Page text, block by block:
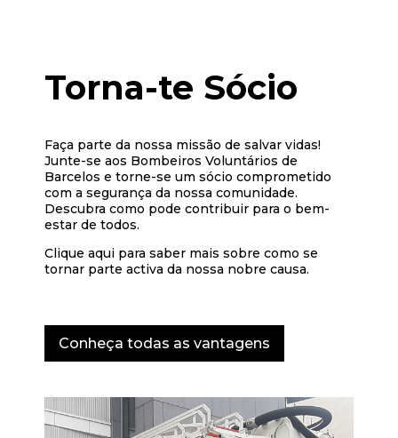
Torna-te Sócio
Faça parte da nossa missão de salvar vidas!
Junte-se aos Bombeiros Voluntários de
Barcelos e torne-se um sócio comprometido
com a segurança da nossa comunidade.
Descubra como pode contribuir para o bem-
estar de todos.
Clique aqui para saber mais sobre como se
tornar parte activa da nossa nobre causa.
Conheça todas as vantagens